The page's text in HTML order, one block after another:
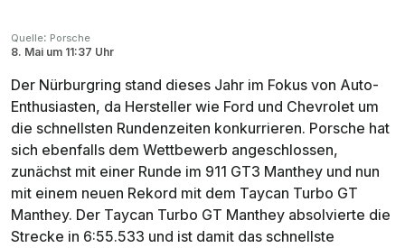
Quelle: Porsche
8. Mai um 11:37 Uhr
Der Nürburgring stand dieses Jahr im Fokus von Auto-
Enthusiasten, da Hersteller wie Ford und Chevrolet um
die schnellsten Rundenzeiten konkurrieren. Porsche hat
sich ebenfalls dem Wettbewerb angeschlossen,
zunächst mit einer Runde im 911 GT3 Manthey und nun
mit einem neuen Rekord mit dem Taycan Turbo GT
Manthey. Der Taycan Turbo GT Manthey absolvierte die
Strecke in 6:55.533 und ist damit das schnellste